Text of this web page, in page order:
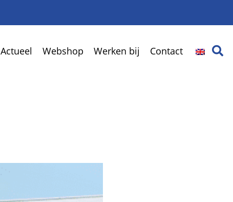
Actueel Webshop Werken bij Contact